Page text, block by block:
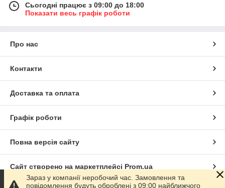
Сьогодні працює з 09:00 до 18:00
Показати весь графік роботи
Про нас
Контакти
Доставка та оплата
Графік роботи
Повна версія сайту
Сайт створено на маркетплейсі Prom.ua
Зараз у компанії неробочий час. Замовлення та
повідомлення будуть оброблені з 09:00 найближчого